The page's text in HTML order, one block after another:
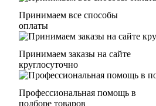
Принимаем все способы
оплаты
Принимаем заказы на сайте
круглосуточно
Профессиональная помощь в
подборе товаров